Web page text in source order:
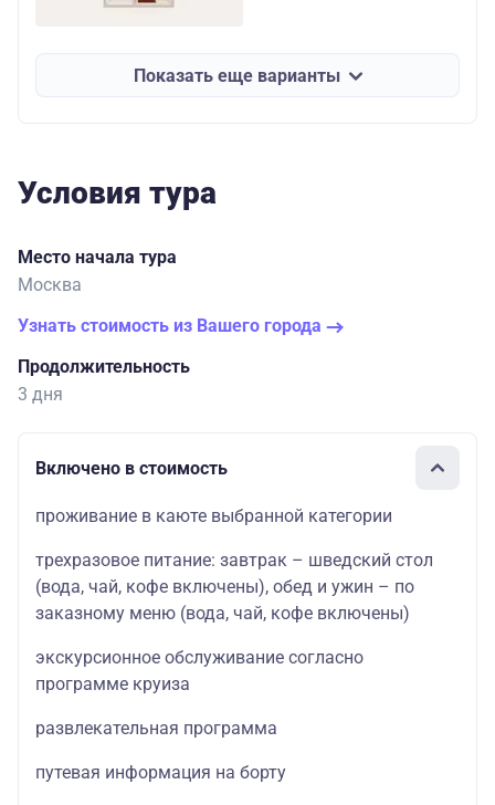
Показать еще варианты
Условия тура
Место начала тура
Москва
Узнать стоимость из Вашего города
Продолжительность
3 дня
Включено в стоимость
проживание в каюте выбранной категории
трехразовое питание: завтрак – шведский стол
(вода, чай, кофе включены), обед и ужин – по
заказному меню (вода, чай, кофе включены)
экскурсионное обслуживание согласно
программе круиза
развлекательная программа
путевая информация на борту